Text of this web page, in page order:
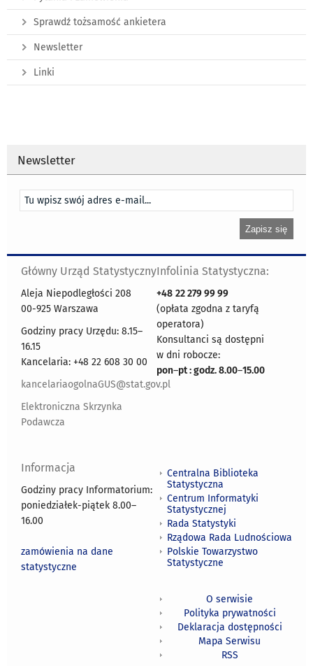
Sprawdź tożsamość ankietera
Newsletter
Linki
Newsletter
Główny Urząd Statystyczny
Aleja Niepodległości 208
00-925 Warszawa
Godziny pracy Urzędu: 8.15–
16.15
Kancelaria: +48 22 608 30 00
kancelariaogolnaGUS@stat.gov.pl
Elektroniczna Skrzynka
Podawcza
Infolinia Statystyczna:
+48 22 279 99 99
(opłata zgodna z taryfą
operatora)
Konsultanci są dostępni
w dni robocze:
pon–pt : godz. 8.00–15.00
Informacja
Godziny pracy Informatorium:
poniedziałek-piątek 8.00–
16.00
zamówienia na dane
statystyczne
Centralna Biblioteka
Statystyczna
Centrum Informatyki
Statystycznej
Rada Statystyki
Rządowa Rada Ludnościowa
Polskie Towarzystwo
Statystyczne
O serwisie
Polityka prywatności
Deklaracja dostępności
Mapa Serwisu
RSS